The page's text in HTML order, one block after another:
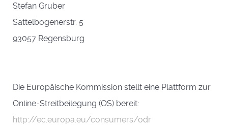
Stefan Gruber
Sattelbogenerstr. 5
93057 Regensburg
Die Europäische Kommission stellt eine Plattform zur
Online-Streitbeilegung (OS) bereit:
http://ec.europa.eu/consumers/odr